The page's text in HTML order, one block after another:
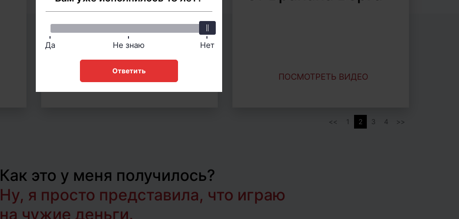
уделывает всех на
WSOP
ПОСМОТРЕТЬ ВИДЕО ПОСМОТРЕТЬ ВИДЕО
1 2 3 4
Как это у меня получилось?
Ну, я просто представила, что играю
на чужие деньги.
Нет
Не знаю
Да
Ответить